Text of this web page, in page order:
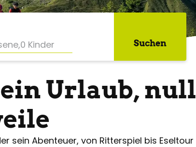
,0 Kinder Suchen
Urlaub, null
sein Abenteuer, von Ritterspiel bis Eseltour